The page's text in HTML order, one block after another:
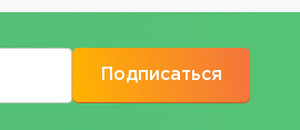
Подписаться